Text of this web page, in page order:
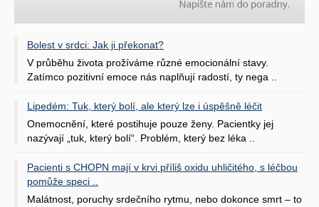
Bolest v srdci: Jak ji překonat?
V průběhu života prožíváme různé emocionální stavy.
Zatímco pozitivní emoce nás naplňují radostí, ty nega ..
Lipedém: Tuk, který bolí, ale který lze i úspěšně léčit
Onemocnění, které postihuje pouze ženy. Pacientky jej
nazývají „tuk, který bolí“. Problém, který bez léka ..
Pacienti s CHOPN mají v krvi příliš oxidu uhličitého, s léčbou
pomůže speci ..
Malátnost, poruchy srdečního rytmu, nebo dokonce smrt – to